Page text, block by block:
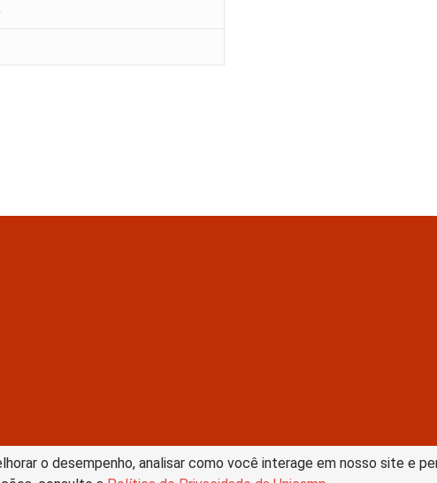
o desempenho, analisar como você interage em nosso site e
Commons –